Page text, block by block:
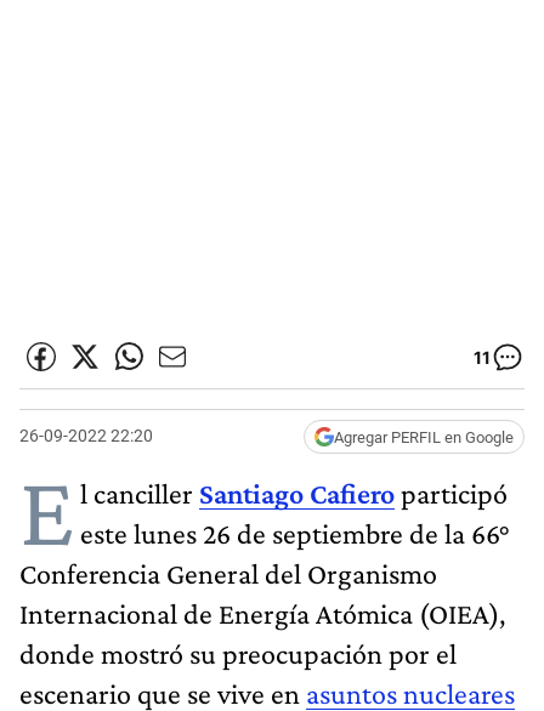
11
26-09-2022 22:20 Agregar PERFIL en Google
E l canciller Santiago Cafieroparticipó
este lunes 26 de septiembre de la 66°
Conferencia General del Organismo
Internacional de Energía Atómica (OIEA),
donde mostró su preocupación por el
escenario que se vive en asuntos nucleares